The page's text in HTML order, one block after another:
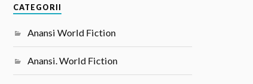
CATEGORII
Anansi World Fiction
Anansi. World Fiction